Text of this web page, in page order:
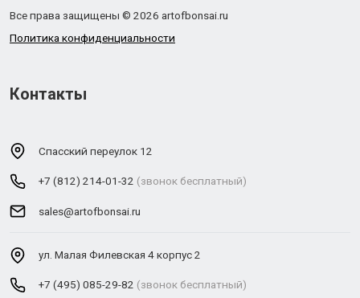
Все права защищены © 2026 artofbonsai.ru
Политика конфиденциальности
Контакты
Спасский переулок 12
+7 (812) 214-01-32 (звонок бесплатный)
sales@artofbonsai.ru
ул. Малая Филевская 4 корпус 2
+7 (495) 085-29-82 (звонок бесплатный)